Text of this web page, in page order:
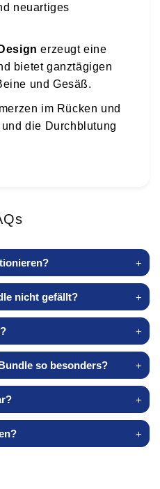
neuartiges
erzeugt eine
bietet ganztägigen
und Gesäß.
im Rücken und
die Durchblutung
nicht gefällt?
so besonders?